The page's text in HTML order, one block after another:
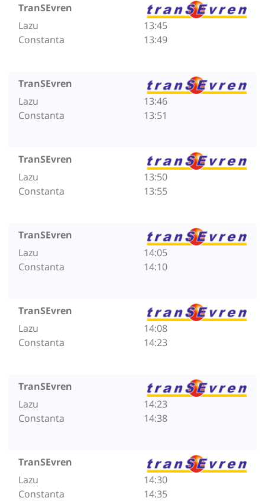
TranSEvren
Lazu
Constanta
13:45
13:49
TranSEvren
Lazu
Constanta
13:46
13:51
TranSEvren
Lazu
Constanta
13:50
13:55
TranSEvren
Lazu
Constanta
14:05
14:10
TranSEvren
Lazu
Constanta
14:08
14:23
TranSEvren
Lazu
Constanta
14:23
14:38
TranSEvren
Lazu
Constanta
14:30
14:35